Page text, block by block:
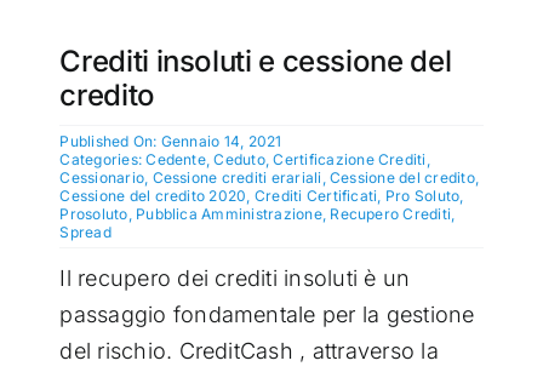
Contatti
Crediti insoluti e cessione del
credito
Published On: Gennaio 14, 2021
Categories:Cedente,Ceduto,Certificazione Crediti
Cessionario Cessione crediti erariali Cessione del credito,
Cessione del credito 2020 Crediti Certificati Pro Soluto
Prosoluto Pubblica Amministrazione, Recupero Crediti
Spread
Il recupero dei crediti insoluti è un
passaggio fondamentale per la gestione
del rischio. CreditCash , attraverso la